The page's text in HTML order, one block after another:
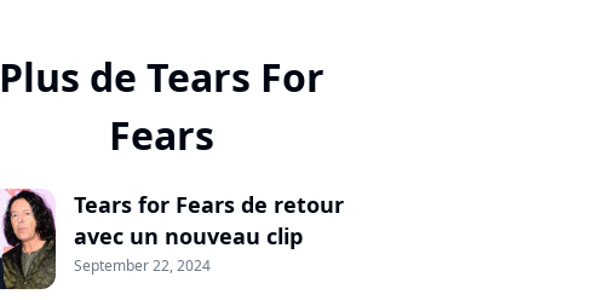
Plus de Tears For
Fears
Tears for Fears de retour
avec un nouveau clip
September 22, 2024